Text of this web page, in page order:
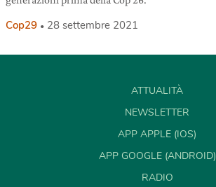
Cop29 28 settembre 2021
ATTUALITÀ
NEWSLETTER
APP APPLE (IOS)
APP GOOGLE (ANDROID)
RADIO